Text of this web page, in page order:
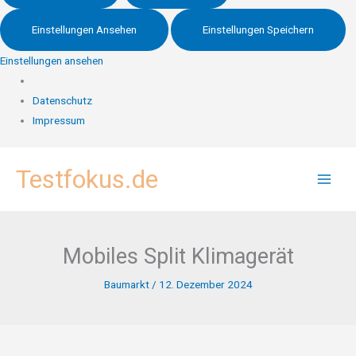
Einstellungen Ansehen Einstellungen Speichern
Einstellungen ansehen
Datenschutz
Impressum
InhaltTestfokus.de
Mobiles Split Klimagerät
Baumarkt/ 12. Dezember 2024